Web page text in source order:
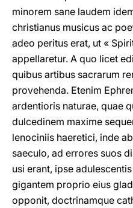
minorem sane laudem
christianus musicus ac
adeo peritus erat, ut «
appellaretur. A quo licet
quibus artibus sacrarum
provehenda. Etenim
ardentioris naturae, quae
dulcedinem maxime
lenociniis haeretici, inde
saeculo, ad errores suos
usi erant, ipse
gigantem proprio eius
opponit, doctrinamque